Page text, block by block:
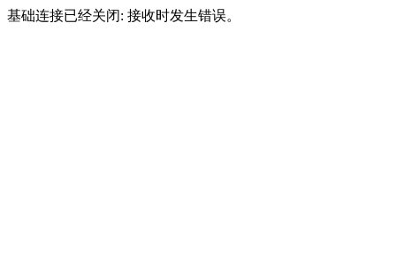
基础连接已经关闭: 接收时发生错误。